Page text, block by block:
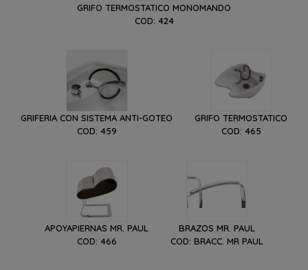
GRIFO TERMOSTATICO MONOMANDO
COD: 424
GRIFERIA CON SISTEMA ANTI-GOTEO
COD: 459
GRIFO TERMOSTATICO
COD: 465
APOYAPIERNAS MR. PAUL
COD: 466
BRAZOS MR. PAUL
COD: BRACC. MR PAUL